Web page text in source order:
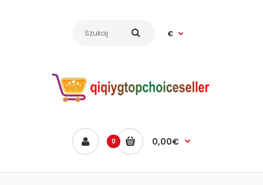
€
0 0,00€